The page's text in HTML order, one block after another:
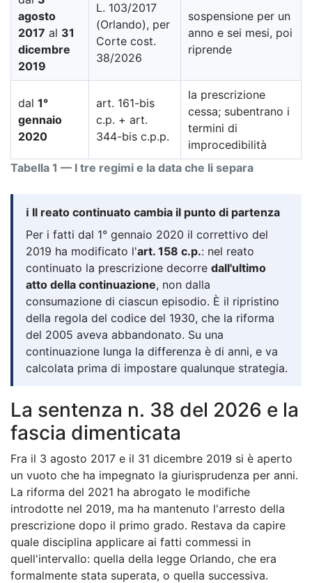
Tabella 1 — I tre regimi e la data che li separa
agosto
2017 al 31
dicembre
2019
L. 103/2017
(Orlando), per
Corte cost.
38/2026
sospensione per un
anno e sei mesi, poi
riprende
dal 1°
gennaio
2020
art. 161-bis
c.p. + art.
344-bis c.p.p.
la prescrizione
cessa; subentrano i
termini di
improcedibilità
ℹ️ Il reato continuato cambia il punto di partenza
Per i fatti dal 1° gennaio 2020 il correttivo del
2019 ha modificato l'art. 158 c.p.: nel reato
continuato la prescrizione decorre dall'ultimo
atto della continuazione, non dalla
consumazione di ciascun episodio. È il ripristino
della regola del codice del 1930, che la riforma
del 2005 aveva abbandonato. Su una
continuazione lunga la differenza è di anni, e va
calcolata prima di impostare qualunque strategia.
La sentenza n. 38 del 2026 e la
fascia dimenticata
Fra il 3 agosto 2017 e il 31 dicembre 2019 si è aperto
un vuoto che ha impegnato la giurisprudenza per anni.
La riforma del 2021 ha abrogato le modifiche
introdotte nel 2019, ma ha mantenuto l'arresto della
prescrizione dopo il primo grado. Restava da capire
quale disciplina applicare ai fatti commessi in
quell'intervallo: quella della legge Orlando, che era
formalmente stata superata, o quella successiva.